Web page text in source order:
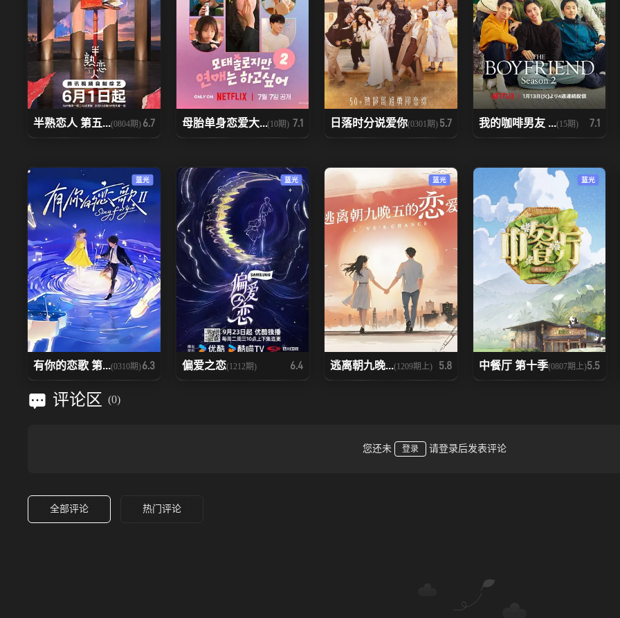
半熟恋人 第五...(0804期) 6.7 母胎单身恋爱大...(10期) 7.1 日落时分说爱你(0301期) 5.7 我的咖啡男友 ...(15期) 7.1
蓝光
有你的恋歌 第...(0310期)6.3
蓝光
偏爱之恋(1212期) 6.4
蓝光
逃离朝九晚...(1209期上) 5.8
蓝光
中餐厅 第十季(0807期上)5.5
评论区 (0)
您还未 登录 请登录后发表评论
全部评论 热门评论